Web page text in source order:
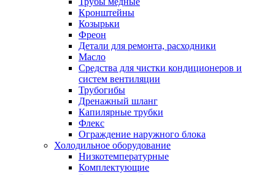
Кронштейны
Козырьки
Фреон
Детали для ремонта, расходники
Масло
Средства для чистки кондиционеров и
систем вентиляции
Трубогибы
Дренажный шланг
Капилярные трубки
Флекс
Ограждение наружного блока
Холодильное оборудование
Низкотемпературные
Комплектующие